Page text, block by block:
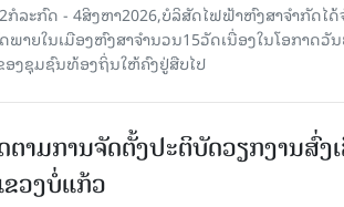
ກໍລະກົດ - 4ສິງຫາ2026,ບໍລິສັດໄຟຟ້າຫົງສາຈໍາກັດໄ
າຍໃນເມືອງຫົງສາຈໍານວນ15ວັດເນື່ອງໃນໂອກາດວັ
ອງຊຸມຊົນທ້ອງຖິ່ນໃຫ້ຄົງຢູ່ສືບໄປ
າມການຈັດຕັ້ງປະຕິບັດວຽກງານສົ່ງ
ວງບໍ່ແກ້ວ